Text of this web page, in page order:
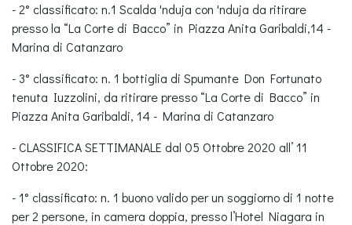
- 2° classificato: n.1 Scalda 'nduja con 'nduja da ritirare
presso la “La Corte di Bacco” in Piazza Anita Garibaldi,14 -
Marina di Catanzaro
- 3° classificato: n. 1 bottiglia di Spumante Don Fortunato
tenuta Iuzzolini, da ritirare presso “La Corte di Bacco” in
Piazza Anita Garibaldi, 14 - Marina di Catanzaro
- CLASSIFICA SETTIMANALE dal 05 Ottobre 2020 all’ 11
Ottobre 2020:
- 1° classificato: n. 1 buono valido per un soggiorno di 1 notte
per 2 persone, in camera doppia, presso l’Hotel Niagara in